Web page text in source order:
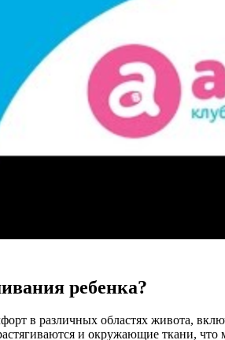
ребенка?
в различных областях живота,
и окружающие ткани,